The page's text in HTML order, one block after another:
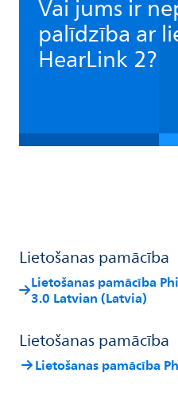
Vai jums ir
palīdzība ar
HearLink 2?
Lietošanas pamācība
Lietošanas pamācība
3.0 Latvian (Latvia)
Lietošanas pamācība
Lietošanas pamācība